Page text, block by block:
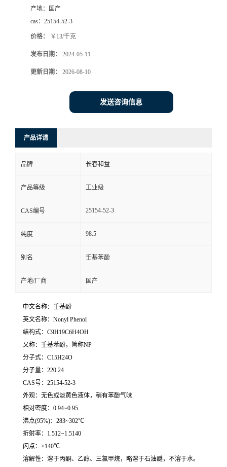
产地：
国产
cas： 25154-52-3
价格： ￥13/千克
发布日期： 2024-05-11
更新日期： 2026-08-10
发送咨询信息
产品详请
品牌 长春和益
产品等级 工业级
CAS编号 25154-52-3
纯度 98.5
别名 壬基苯酚
产地/厂商 国产
中文名称：壬基酚
英文名称：Nonyl Phenol
结构式：C9H19C6H4OH
又称：壬基苯酚，简称NP
分子式：C15H24O
分子量：220.24
CAS号：25154-52-3
外观：无色或淡黄色液体，稍有苯酚气味
相对密度：0.94~0.95
沸点(95%)：283~302℃
折射率：1.512~1.5140
闪点：≥140℃
溶解性：溶于丙酮、乙醇、三氯甲烷，略溶于石油醚，不溶于水。